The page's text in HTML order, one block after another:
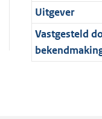
Uitgever
Vastgesteld